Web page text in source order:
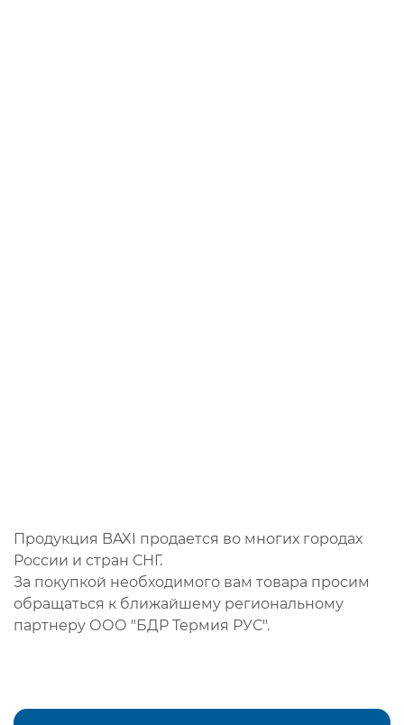
Продукция BAXI продается во многих городах
России и стран СНГ.
За покупкой необходимого вам товара просим
обращаться к ближайшему региональному
партнеру ООО "БДР Термия РУС".